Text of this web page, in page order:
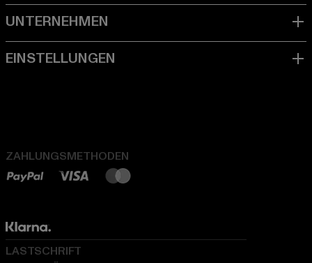
ZAHLUNGSMETHODEN
LASTSCHRIFT